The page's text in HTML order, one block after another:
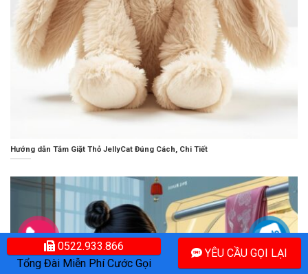
Hướng dẫn Tắm Giặt Thỏ JellyCat Đúng Cách, Chi Tiết
0522.933.866
Tổng Đài Miễn Phí Cước Gọi
YÊU CẦU GỌI LẠI